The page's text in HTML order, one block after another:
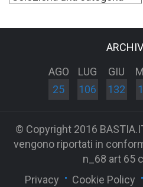
AGO
25
LUG
106
GIU
132
© Copyright 2016
vengono riportati in
n_68 art 65
Privacy
Cookie Policy